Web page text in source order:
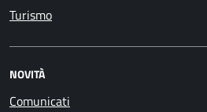
Turismo
NOVITÀ
Comunicati